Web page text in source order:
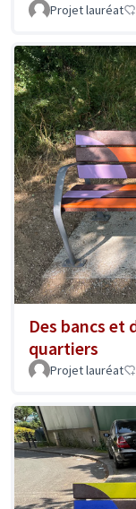
Projet lauréat
Des bancs et
quartiers
Projet lauréat